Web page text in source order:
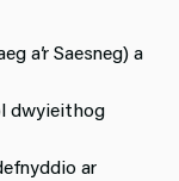
a’r Saesneg) a
dwyieithog
ar